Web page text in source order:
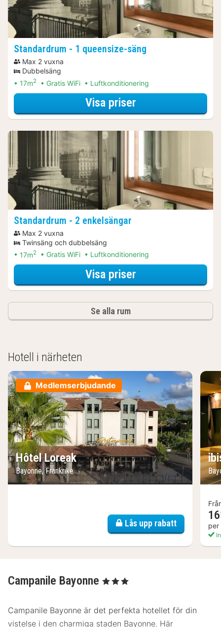
Standardrum - 1 queensize-säng
Max 2 vuxna
Dubbelsäng
17m2 Gratis WiFi Luftkonditionering
Visa priserför Standardrum
Standardrum - 2 enkelsängar
Max 2 vuxna
Twinsäng och dubbelsäng
17m2 Gratis WiFi Luftkonditionering
Visa priserför Standardrum
Se alla rum
Hotell i närheten
Medlemserbjudande
Hôtel Loreak
Bayonne, Frankrike
Lås upp rabatt per
Campanile Bayonne , 3 Stjärnor
Campanile Bayonne är det perfekta hotellet för din
vistelse i den charmiga staden Bayonne. Här